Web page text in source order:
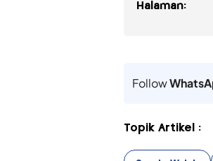
Halaman:
Follow
Topik Artikel :